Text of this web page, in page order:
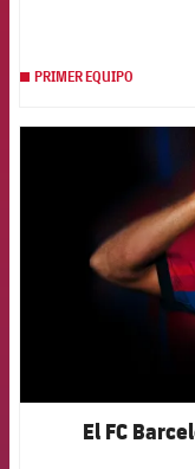
PRIMER EQUIPO
El FC